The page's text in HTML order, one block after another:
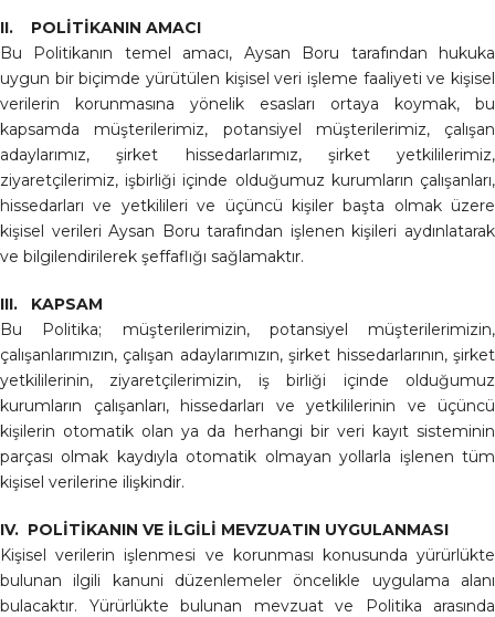
II. POLİTİKANIN AMACI
Bu Politikanın temel amacı, Aysan Boru tarafından hukuka
uygun bir biçimde yürütülen kişisel veri işleme faaliyeti ve kişisel
verilerin korunmasına yönelik esasları ortaya koymak, bu
kapsamda müşterilerimiz, potansiyel müşterilerimiz, çalışan
adaylarımız, şirket hissedarlarımız, şirket yetkililerimiz,
ziyaretçilerimiz, işbirliği içinde olduğumuz kurumların çalışanları,
hissedarları ve yetkilileri ve üçüncü kişiler başta olmak üzere
kişisel verileri Aysan Boru tarafından işlenen kişileri aydınlatarak
ve bilgilendirilerek şeffaflığı sağlamaktır.
III. KAPSAM
Bu Politika; müşterilerimizin, potansiyel müşterilerimizin,
çalışanlarımızın, çalışan adaylarımızın, şirket hissedarlarının, şirket
yetkililerinin, ziyaretçilerimizin, iş birliği içinde olduğumuz
kurumların çalışanları, hissedarları ve yetkililerinin ve üçüncü
kişilerin otomatik olan ya da herhangi bir veri kayıt sisteminin
parçası olmak kaydıyla otomatik olmayan yollarla işlenen tüm
kişisel verilerine ilişkindir.
IV. POLİTİKANIN VE İLGİLİ MEVZUATIN UYGULANMASI
Kişisel verilerin işlenmesi ve korunması konusunda yürürlükte
bulunan ilgili kanuni düzenlemeler öncelikle uygulama alanı
bulacaktır. Yürürlükte bulunan mevzuat ve Politika arasında